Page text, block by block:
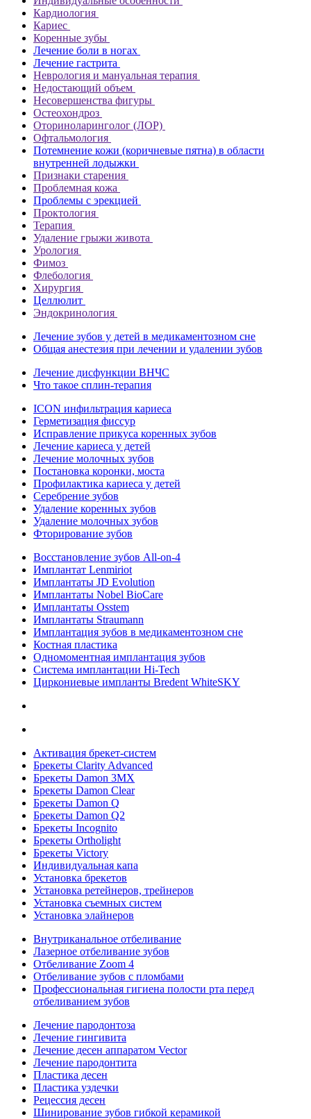
Кардиология
Кариес
Коренные зубы
Лечение боли в ногах
Лечение гастрита
Неврология и мануальная терапия
Недостающий объем
Несовершенства фигуры
Остеохондроз
Оториноларинголог (ЛОР)
Офтальмология
Потемнение кожи (коричневые пятна) в области
внутренней лодыжки
Признаки старения
Проблемная кожа
Проблемы с эрекцией
Проктология
Терапия
Удаление грыжи живота
Урология
Фимоз
Флебология
Хирургия
Целлюлит
Эндокринология
Лечение зубов у детей в медикаментозном сне
Общая анестезия при лечении и удалении зубов
Лечение дисфункции ВНЧС
Что такое сплин-терапия
ICON инфильтрация кариеса
Герметизация фиссур
Исправление прикуса коренных зубов
Лечение кариеса у детей
Лечение молочных зубов
Постановка коронки, моста
Профилактика кариеса у детей
Серебрение зубов
Удаление коренных зубов
Удаление молочных зубов
Фторирование зубов
Восстановление зубов All‑on‑4
Имплантат Lenmiriot
Имплантаты JD Evolution
Имплантаты Nobel BioСare
Имплантаты Osstem
Имплантаты Straumann
Имплантация зубов в медикаментозном сне
Костная пластика
Одномоментная имплантация зубов
Система имплантации Hi-Tech
Циркониевые импланты Bredent WhiteSKY
Активация брекет-систем
Брекеты Clarity Advanced
Брекеты Damon 3MX
Брекеты Damon Clear
Брекеты Damon Q
Брекеты Damon Q2
Брекеты Incognito
Брекеты Ortholight
Брекеты Victory
Индивидуальная капа
Установка брекетов
Установка ретейнеров, трейнеров
Установка съемных систем
Установка элайнеров
Внутриканальное отбеливание
Лазерное отбеливание зубов
Отбеливание Zoom 4
Отбеливание зубов с пломбами
Профессиональная гигиена полости рта перед
отбеливанием зубов
Лечение пародонтоза
Лечение гингивита
Лечение десен аппаратом Vector
Лечение пародонтита
Пластика десен
Пластика уздечки
Рецессия десен
Шинирование зубов гибкой керамикой